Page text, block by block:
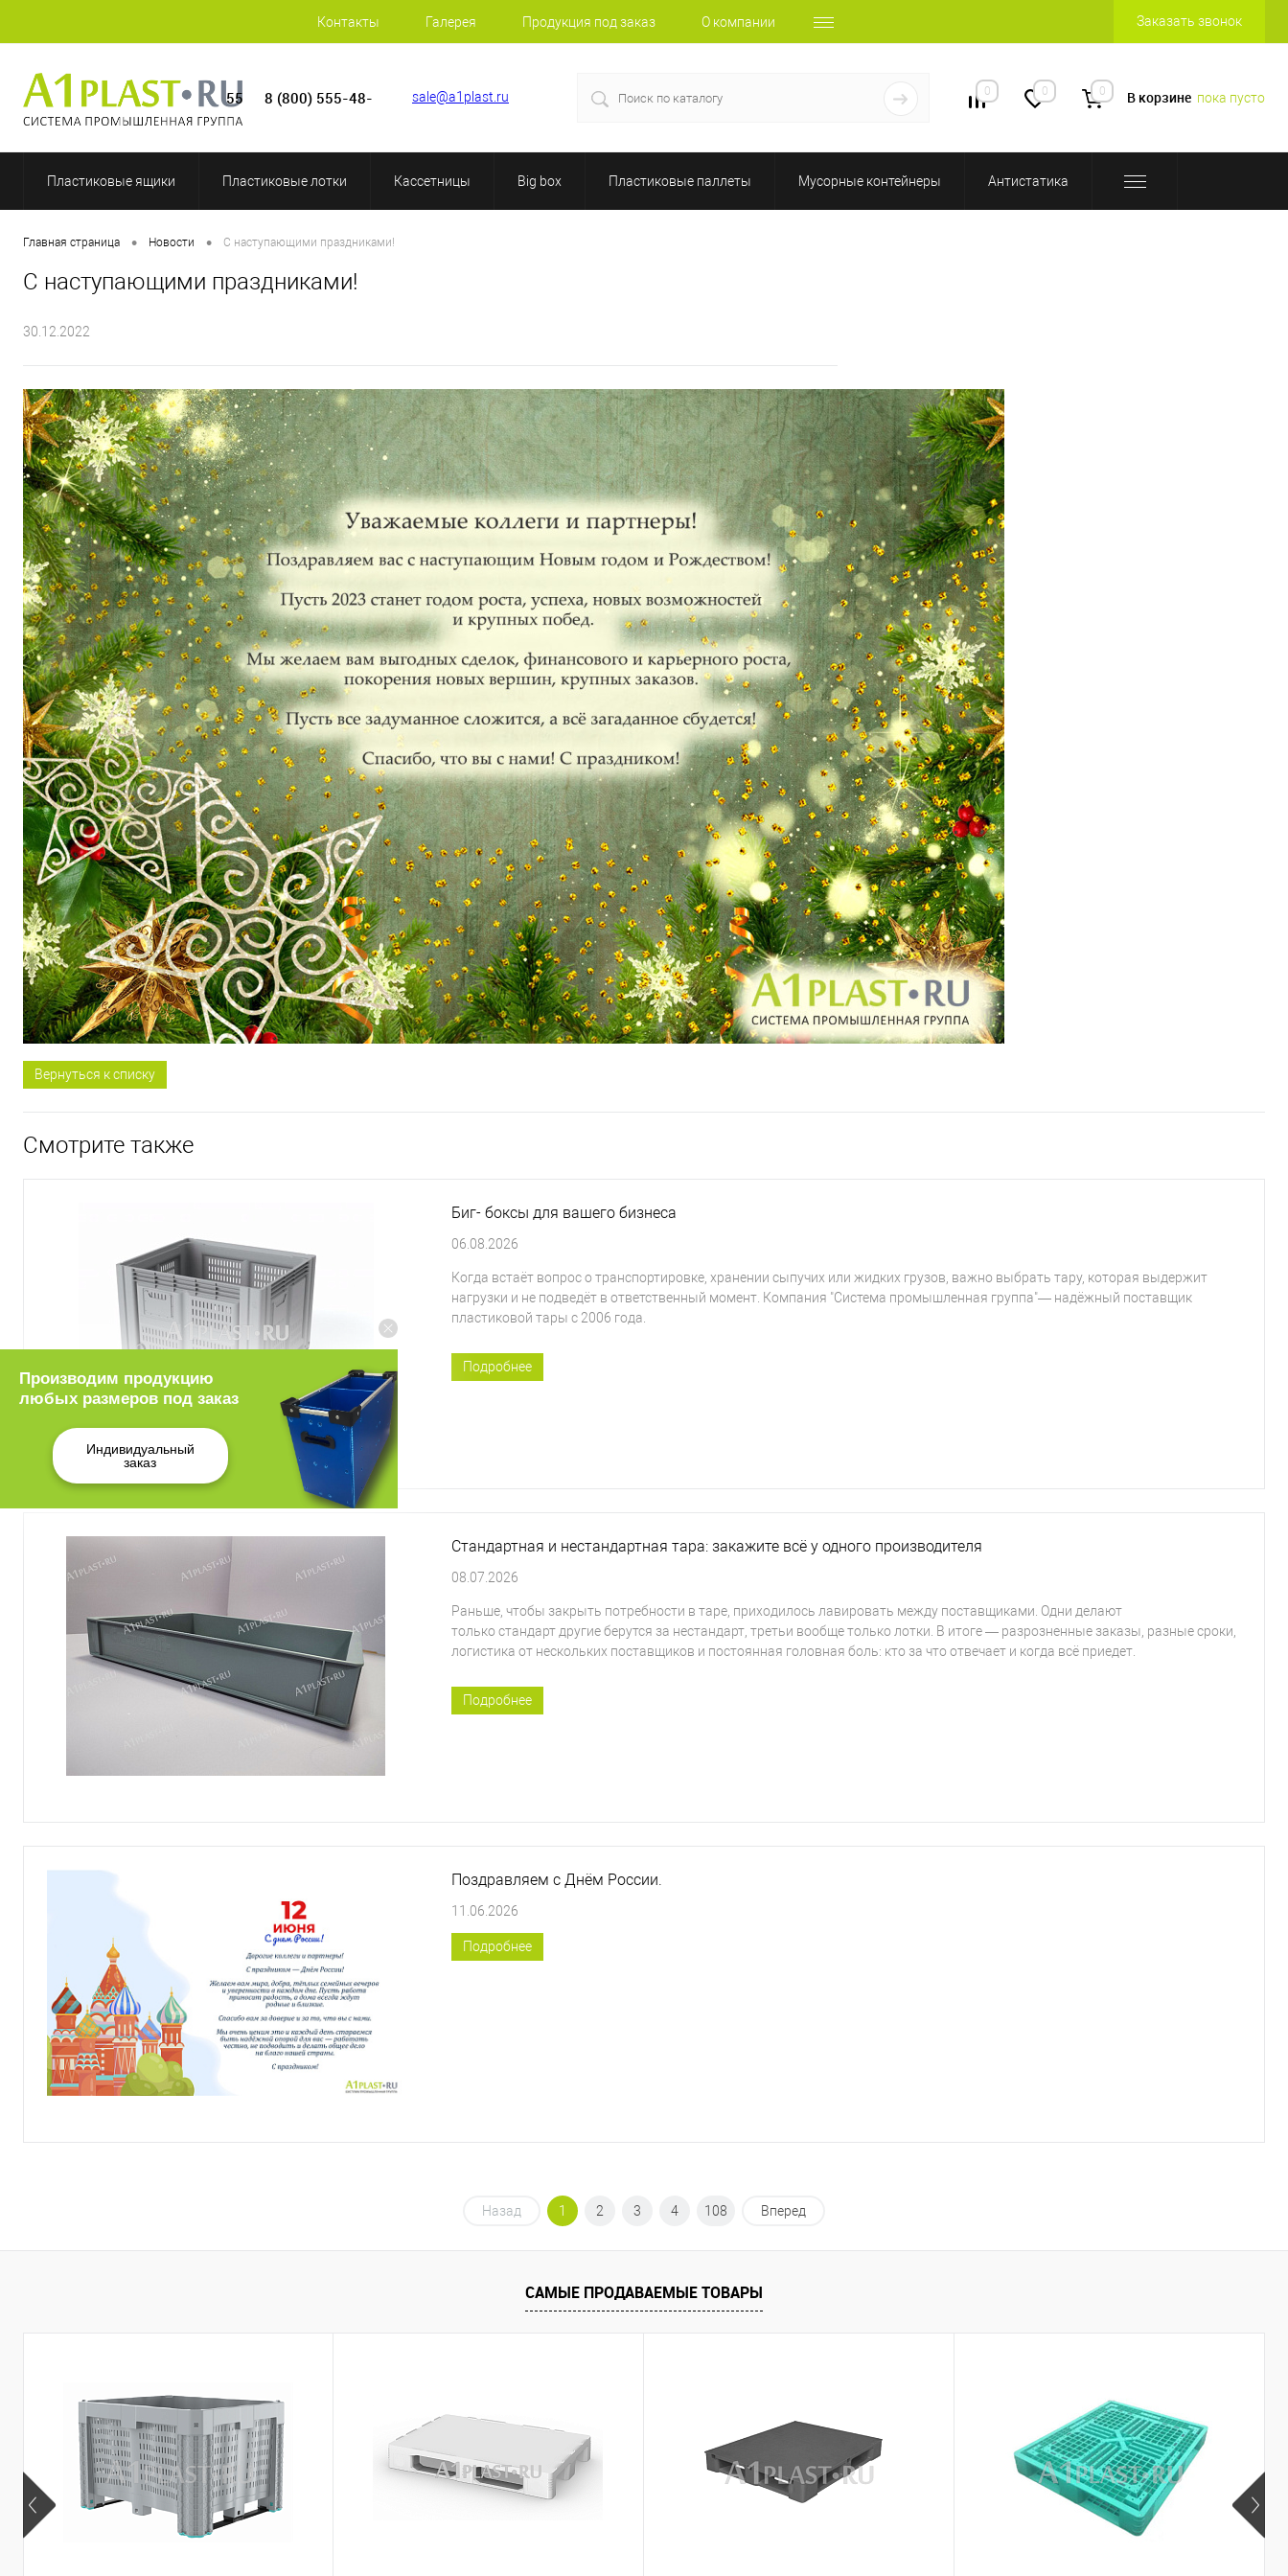
Контакты Галерея Продукция под заказ О компании Заказать звонок
8 (800) 555-48-55 sale@a1plast.ru 0 0 0 В корзине пока пусто
Пластиковые ящики Пластиковые лотки Кассетницы Big box Пластиковые паллеты Мусорные контейнеры Антистатика
Главная страница • Новости • С наступающими праздниками!
С наступающими праздниками!
30.12.2022
Вернуться к списку
Смотрите также
Биг- боксы для вашего бизнеса
06.08.2026
Когда встаёт вопрос о транспортировке, хранении сыпучих или жидких грузов, важно выбрать тару, которая выдержит
нагрузки и не подведёт в ответственный момент. Компания "Система промышленная группа"— надёжный поставщик
пластиковой тары с 2006 года.
Подробнее
Стандартная и нестандартная тара: закажите всё у одного производителя
08.07.2026
Раньше, чтобы закрыть потребности в таре, приходилось лавировать между поставщиками. Одни делают
только стандарт другие берутся за нестандарт, третьи вообще только лотки. В итоге — разрозненные заказы, разные сроки,
логистика от нескольких поставщиков и постоянная головная боль: кто за что отвечает и когда всё приедет.
Подробнее
Поздравляем с Днём России.
11.06.2026
Подробнее
Назад 1 2 3 4 108 Вперед
САМЫЕ ПРОДАВАЕМЫЕ ТОВАРЫ
Производим продукцию
любых размеров под заказ
Индивидуальный
заказ